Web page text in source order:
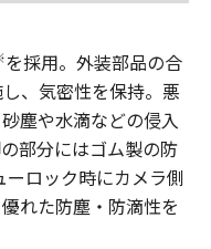
を採用。外装部品の合
、気密性を保持。悪
塵や水滴などの侵入
部分にはゴム製の防
ロック時にカメラ側
れた防塵・防滴性を